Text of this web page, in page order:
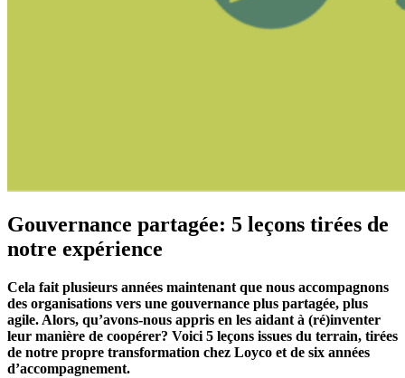
Gouvernance partagée: 5 leçons tirées de
notre expérience
Cela fait plusieurs années maintenant que nous accompagnons
des organisations vers une gouvernance plus partagée, plus
agile. Alors, qu’avons-nous appris en les aidant à (ré)inventer
leur manière de coopérer? Voici 5 leçons issues du terrain, tirées
de notre propre transformation chez Loyco et de six années
d’accompagnement.